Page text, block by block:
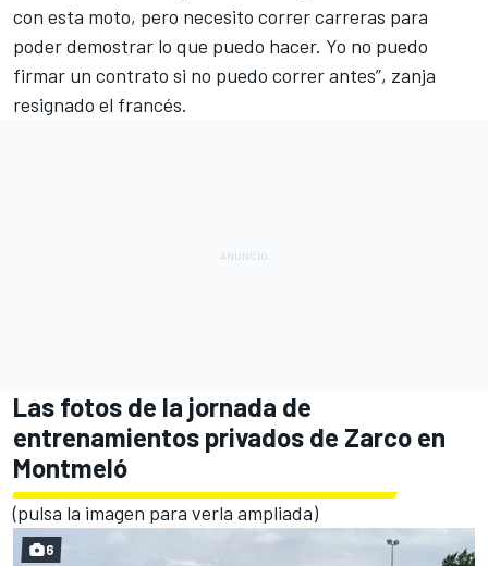
con esta moto, pero necesito correr carreras para
poder demostrar lo que puedo hacer. Yo no puedo
firmar un contrato si no puedo correr antes”, zanja
resignado el francés.
Las fotos de la jornada de
entrenamientos privados de Zarco en
Montmeló
(pulsa la imagen para verla ampliada)
6